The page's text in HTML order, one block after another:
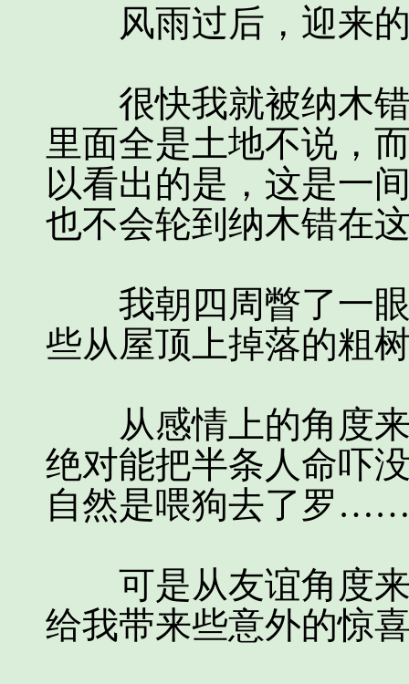
风雨过后，迎来的
很快我就被纳木错
里面全是土地不说，
以看出的是，这是一
也不会轮到纳木错在
我朝四周瞥了一眼
些从屋顶上掉落的粗
从感情上的角度来
绝对能把半条人命吓
自然是喂狗去了罗
可是从友谊角度来
给我带来些意外的惊